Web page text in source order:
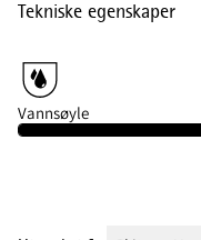
Tekniske egenskaper
Vannsøyle